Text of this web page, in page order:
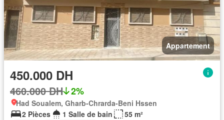
Appartement
450.000 DH
460.000 DH 2%
Had Soualem, Gharb-Chrarda-Beni Hssen
2 Pièces
1 Salle de bain
55 m²